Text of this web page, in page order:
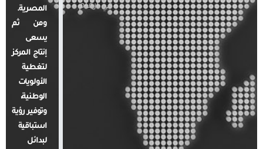
في أرقام
المصرية.
ومن ثم
يسعى
إنتاج المركز
لتغطية
الأولويات
الوطنية،
وتوفير رؤية
استباقية
لبدائل